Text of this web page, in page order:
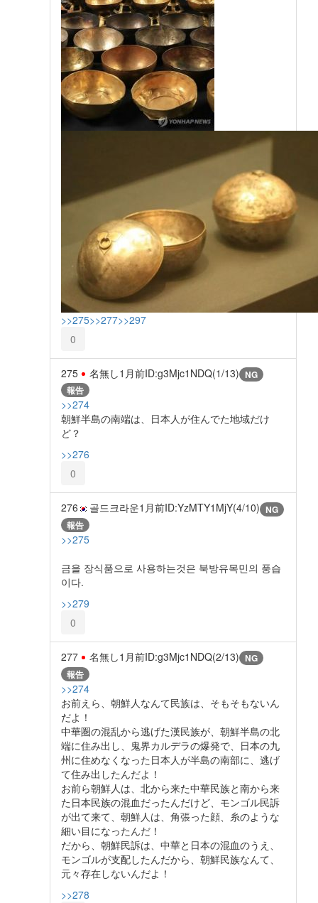
>>275>>277>>297
0
275 名無し1月前ID:g3Mjc1NDQ(1/13) NG
報告
>>274
朝鮮半島の南端は、日本人が住んでた地域だけ
ど？
>>276
0
276 골드크라운1月前ID:YzMTY1MjY(4/10) NG
報告
>>275
금을 장식품으로 사용하는것은 북방유목민의 풍습
이다.
>>279
0
277 名無し1月前ID:g3Mjc1NDQ(2/13) NG
報告
>>274
お前えら、朝鮮人なんて民族は、そもそもないん
だよ！
中華圏の混乱から逃げた漢民族が、朝鮮半島の北
端に住み出し、鬼界カルデラの爆発で、日本の九
州に住めなくなった日本人が半島の南部に、逃げ
て住み出したんだよ！
お前ら朝鮮人は、北から来た中華民族と南から来
た日本民族の混血だったんだけど、モンゴル民訴
が出て来て、朝鮮人は、角張った顔、糸のような
細い目になったんだ！
だから、朝鮮民訴は、中華と日本の混血のうえ、
モンゴルが支配したんだから、朝鮮民族なんて、
元々存在しないんだよ！
>>278